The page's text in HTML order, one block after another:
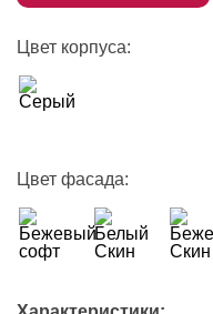
Цвет корпуса:
Цвет фасада: